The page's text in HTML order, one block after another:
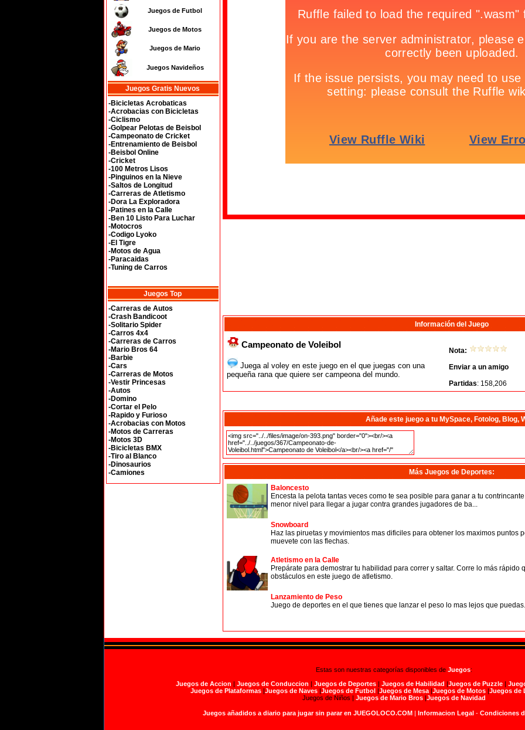
Juegos de Futbol
Juegos de Motos
Juegos de Mario
Juegos Navideños
Juegos Gratis Nuevos
-Bicicletas Acrobaticas
-Acrobacias con Bicicletas
-Ciclismo
-Golpear Pelotas de Beisbol
-Campeonato de Cricket
-Entrenamiento de Beisbol
-Beisbol Online
-Cricket
-100 Metros Lisos
-Pinguinos en la Nieve
-Saltos de Longitud
-Carreras de Atletismo
-Dora La Exploradora
-Patines en la Calle
-Ben 10 Listo Para Luchar
-Motocros
-Codigo Lyoko
-El Tigre
-Motos de Agua
-Paracaidas
-Tuning de Carros
Juegos Top
-Carreras de Autos
-Crash Bandicoot
-Solitario Spider
-Carros 4x4
-Carreras de Carros
-Mario Bros 64
-Barbie
-Cars
-Carreras de Motos
-Vestir Princesas
-Autos
-Domino
-Cortar el Pelo
-Rapido y Furioso
-Acrobacias con Motos
-Motos de Carreras
-Motos 3D
-Bicicletas BMX
-Tiro al Blanco
-Dinosaurios
-Camiones
Información del Juego
Campeonato de Voleibol
Juega al voley en este juego en el que juegas con una
pequeña rana que quiere ser campeona del mundo.
Nota:
Enviar a un amigo
Partidas: 158,206
Añade este juego a tu MySpace, Fotolog, Blog,
Más Juegos de Deportes:
Baloncesto
Encesta la pelota tantas veces como te sea posible para ganar a tu
menor nivel para llegar a jugar contra grandes jugadores de ba...
Snowboard
Haz las piruetas y movimientos mas dificiles para obtener los maximos puntos
muevete con las flechas.
Atletismo en la Calle
Prepárate para demostrar tu habilidad para correr y saltar. Corre lo más
obstáculos en este juego de atletismo.
Lanzamiento de Peso
Juego de deportes en el que tienes que lanzar el peso lo mas lejos que puedas.
Estas son nuestras categorías disponibles de Juegos:
Juegos de Accion | Juegos de Conduccion | Juegos de Deportes| Juegos de Habilidad |Juegos de Puzzle|
Juegos de Plataformas|Juegos de Naves|Juegos de Futbol|Juegos de Mesa|Juegos de Motos|Juegos de
Juegos de Niños | Juegos de Mario Bros|Juegos de Navidad
Juegos añadidos a diario para jugar sin parar en JUEGOLOCO.COM | Informacion Legal - Condiciones